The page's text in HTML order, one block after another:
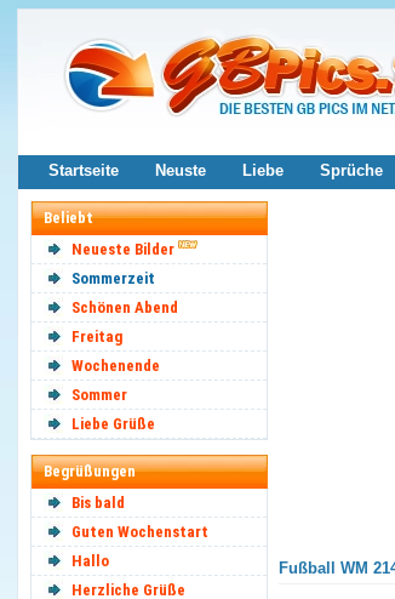
Startseite Neuste Liebe Sprüche
Beliebt
Neueste Bilder
Sommerzeit
Schönen Abend
Freitag
Wochenende
Sommer
Liebe Grüße
Begrüßungen
Bis bald
Guten Wochenstart
Hallo
Herzliche Grüße
Fußball WM